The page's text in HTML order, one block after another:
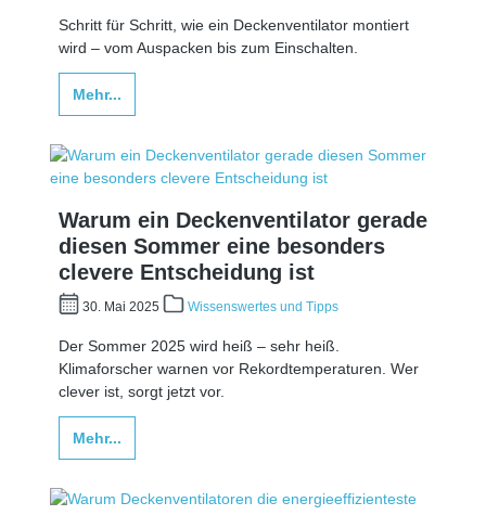
Schritt für Schritt, wie ein Deckenventilator montiert
wird – vom Auspacken bis zum Einschalten.
Mehr...
Warum ein Deckenventilator gerade
diesen Sommer eine besonders
clevere Entscheidung ist
30. Mai 2025 Wissenswertes und Tipps
Der Sommer 2025 wird heiß – sehr heiß.
Klimaforscher warnen vor Rekordtemperaturen. Wer
clever ist, sorgt jetzt vor.
Mehr...